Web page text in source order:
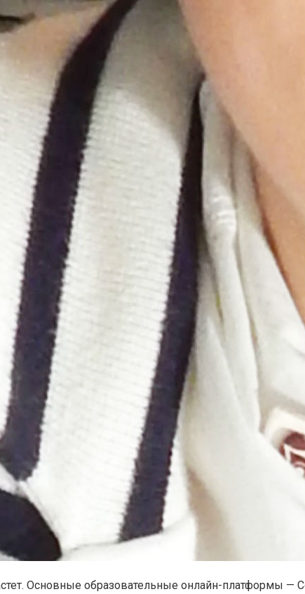
Основные образовательные онлайн-платформы —